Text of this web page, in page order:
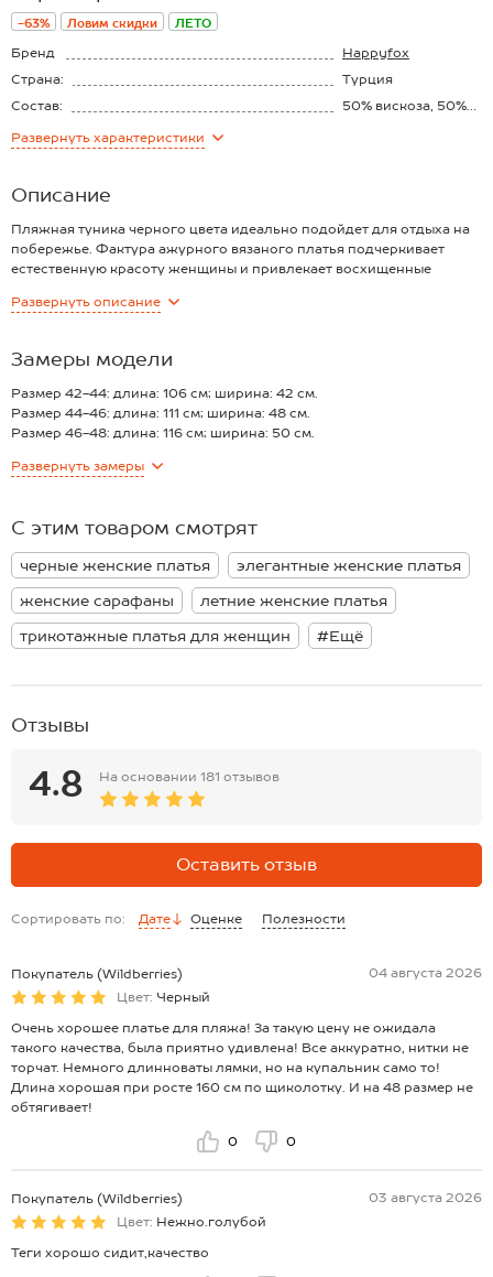
-63% Ловим скидки ЛЕТО
Бренд
Happyfox
Страна:
Турция
Состав:
50% вискоза, 50%
Материал:
Развернуть характеристики
Описание
Пляжная туника черного цвета идеально подойдет для отдыха на
побережье. Фактура ажурного вязаного платья подчеркивает
естественную красоту женщины и привлекает восхищенные
Женская туника выполнена из вязаного трикотажа, в состав
устойчивость к износу.
Прямой крой и длина миди делают черный сарафан стильным и
элегантным, а V-вырез спереди и сзади привносят в образ
динамичность и привлекательность. Открытая спинка создает
Длинное летнее платье в стиле бохо прекрасно подходит для
для отдыха у моря.
Развернуть описание
Замеры модели
Размер 42-44: длина: 106 см; ширина: 42 см.
Размер 44-46: длина: 111 см; ширина: 48 см.
Размер 46-48: длина: 116 см; ширина: 50 см.
*замеры выборочные, могут незначительно отличаться.
Развернуть замеры
С этим товаром смотрят
черные женские платья
элегантные женские платья
женские сарафаны
летние женские платья
трикотажные платья для женщин
#Ещё
Отзывы
4.8 На основании 181 отзывов
Оставить отзыв
Сортировать по: Дате Оценке Полезности
Покупатель (Wildberries)
04 августа 2026
Цвет: Черный
Очень хорошее платье для пляжа! За такую цену не ожидала
такого качества, была приятно удивлена! Все аккуратно, нитки не
торчат. Немного длинноваты лямки, но на купальник само то!
Длина хорошая при росте 160 см по щиколотку. И на 48 размер не
обтягивает!
0 0
Покупатель (Wildberries)
03 августа 2026
Цвет: Нежно.голубой
Теги хорошо сидит,качество